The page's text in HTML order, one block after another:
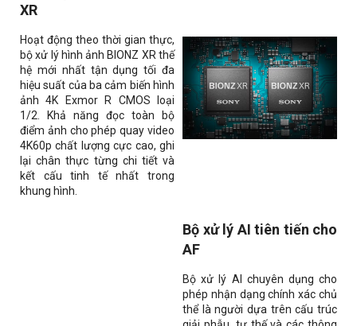
XR
Hoạt động theo thời gian thực,
bộ xử lý hình ảnh BIONZ XR thế
hệ mới nhất tận dụng tối đa
hiệu suất của ba cảm biến hình
ảnh 4K Exmor R CMOS loại
1/2. Khả năng đọc toàn bộ
điểm ảnh cho phép quay video
4K60p chất lượng cực cao, ghi
lại chân thực từng chi tiết và
kết cấu tinh tế nhất trong
khung hình.
Bộ xử lý AI tiên tiến cho
AF
Bộ xử lý AI chuyên dụng cho
phép nhận dạng chính xác chủ
thể là người dựa trên cấu trúc